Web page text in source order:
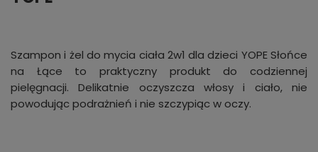
Szampon i żel do mycia ciała 2w1 dla dzieci YOPE Słońce
na Łące to praktyczny produkt do codziennej
pielęgnacji. Delikatnie oczyszcza włosy i ciało, nie
powodując podrażnień i nie szczypiąc w oczy.